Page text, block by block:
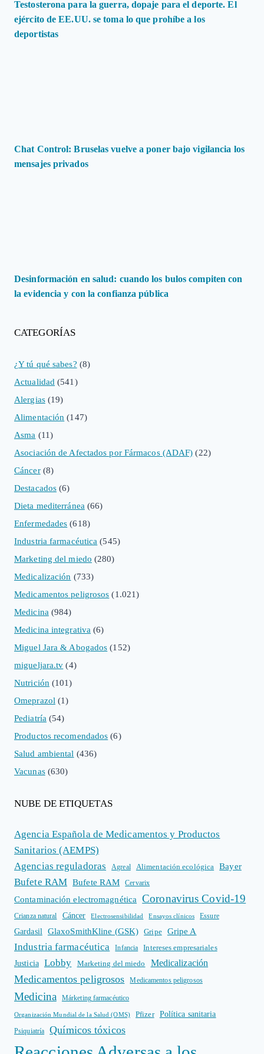
Testosterona para la guerra, dopaje para el deporte. El
ejército de EE.UU. se toma lo que prohíbe a los
deportistas
Chat Control: Bruselas vuelve a poner bajo vigilancia los
mensajes privados
Desinformación en salud: cuando los bulos compiten con
la evidencia y con la confianza pública
CATEGORÍAS
¿Y tú qué sabes? (8)
Actualidad (541)
Alergias(19)
Alimentación (147)
Asma (11)
Asociación de Afectados por Fármacos (ADAF) (22)
Cáncer(8)
Destacados (6)
Dieta mediterránea (66)
Enfermedades (618)
Industria farmacéutica (545)
Marketing del miedo (280)
Medicalización (733)
Medicamentos peligrosos (1.021)
Medicina (984)
Medicina integrativa (6)
Miguel Jara & Abogados (152)
migueljara.tv (4)
Nutrición (101)
Omeprazol (1)
Pediatría (54)
Productos recomendados (6)
Salud ambiental (436)
Vacunas(630)
NUBE DE ETIQUETAS
Agencia Española de Medicamentos y Productos
Sanitarios (AEMPS)
Agencias reguladoras
Agreal Alimentación ecológica Bayer
Bufete RAM Bufete RAM Cervarix
Contaminación electromagnética Coronavirus Covid-19
Crianza natural Cáncer Electrosensibilidad Ensayos clínicos Essure
Gardasil GlaxoSmithKline (GSK) Gripe Gripe A
Industria farmacéutica Infancia
Intereses empresariales
Justicia
Lobby Marketing del miedo Medicalización
Medicamentos peligrosos Medicamentos peligrosos
Medicina Márketing farmacéutico
Organización Mundial de la Salud (OMS) Pfizer Política sanitaria
Psiquiatría Químicos tóxicos